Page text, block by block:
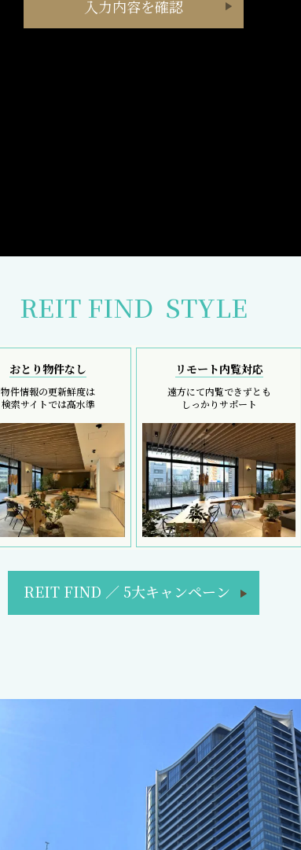
REIT FIND STYLE
おとり物件なし
物件情報の更新鮮度は
検索サイトでは高水準
リモート内覧対応
遠方にて内覧できずとも
しっかりサポート
REIT FIND ／ 5大キャンペーン